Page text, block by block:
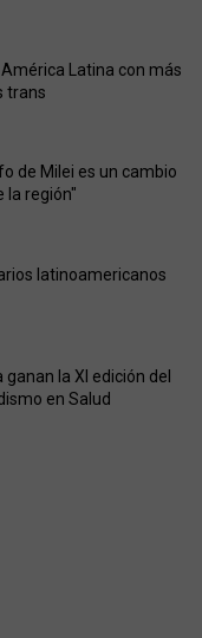
Latina con más
trans
de Milei es un cambio
la región"
latinoamericanos
la XI edición del
en Salud